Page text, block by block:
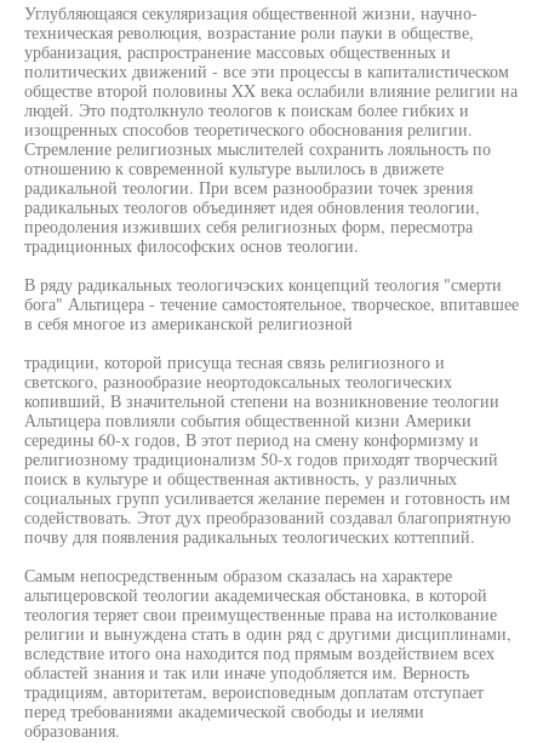
Углубляющаяся секуляризация общественной жизни, научно-
техническая революция, возрастание роли пауки в обществе,
урбанизация, распространение массовых общественных и
политических движений - все эти процессы в капиталистическом
обществе второй половины XX века ослабили влияние религии на
людей. Это подтолкнуло теологов к поискам более гибких и
изощренных способов теоретического обоснования религии.
Стремление религиозных мыслителей сохранить лояльность по
отношению к современной культуре вылилось в движете
радикальной теологии. При всем разнообразии точек зрения
радикальных теологов объединяет идея обновления теологии,
преодоления изживших себя религиозных форм, пересмотра
традиционных философских основ теологии.
В ряду радикальных теологичэских концепций теология "смерти
бога" Альтицера - течение самостоятельное, творческое, впитавшее
в себя многое из американской религиозной
традиции, которой присуща тесная связь религиозного и
светского, разнообразие неортодоксальных теологических
копивший, В значительной степени на возникновение теологии
Альтицера повлияли события общественной кизни Америки
середины 60-х годов, В этот период на смену конформизму и
религиозному традиционализм 50-х годов приходят творческий
поиск в культуре и общественная активность, у различных
социальных групп усиливается желание перемен и готовность им
содействовать. Этот дух преобразований создавал благоприятную
почву для появления радикальных теологических коттеппий.
Самым непосредственным образом сказалась на характере
альтицеровской теологии академическая обстановка, в которой
теология теряет свои преимущественные права на истолкование
религии и вынуждена стать в один ряд с другими дисциплинами,
вследствие итого она находится под прямым воздействием всех
областей знания и так или иначе уподобляется им. Верность
традициям, авторитетам, вероисповедным доплатам отступает
перед требованиями академической свободы и иелями
образования.